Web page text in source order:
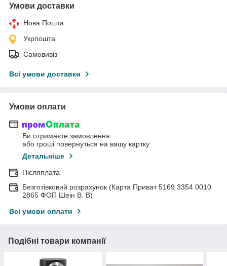
Умови доставки
Нова Пошта
Укрпошта
Самовивіз
Всі умови доставки
Умови оплати
Ви отримаєте замовлення
або гроші повернуться на вашу картку
Детальніше
Післяплата
Безготівковий розрахунок (Карта Приват 5169 3354 0010
2865 ФОП Шеін В. В)
Всі умови оплати
Подібні товари компанії